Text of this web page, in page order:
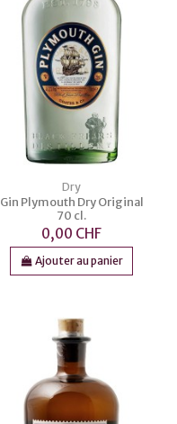
Dry
Gin Plymouth Dry Original
70 cl.
0,00 CHF
Ajouter au panier